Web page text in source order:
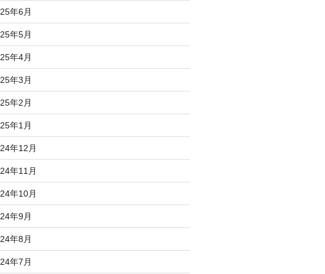
年6月
年5月
年4月
年3月
年2月
年1月
年12月
年11月
年10月
年9月
年8月
年7月